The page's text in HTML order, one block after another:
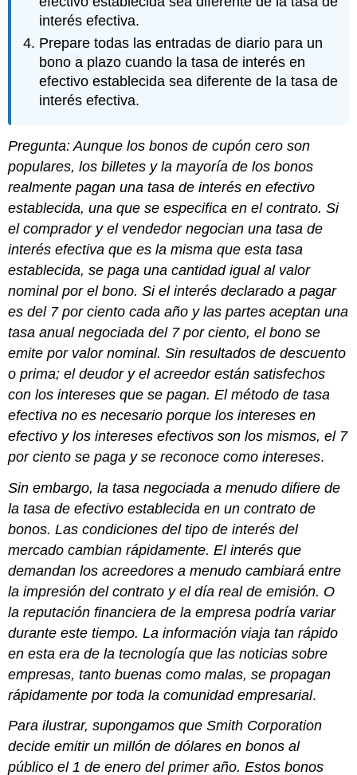
interés efectiva.
Prepare todas las entradas de diario para un
bono a plazo cuando la tasa de interés en
efectivo establecida sea diferente de la tasa de
interés efectiva.
Pregunta: Aunque los bonos de cupón cero son
populares, los billetes y la mayoría de los bonos
realmente pagan una tasa de interés en efectivo
establecida, una que se especifica en el contrato. Si
el comprador y el vendedor negocian una tasa de
interés efectiva que es la misma que esta tasa
establecida, se paga una cantidad igual al valor
nominal por el bono. Si el interés declarado a pagar
es del 7 por ciento cada año y las partes aceptan una
tasa anual negociada del 7 por ciento, el bono se
emite por valor nominal. Sin resultados de descuento
o prima; el deudor y el acreedor están satisfechos
con los intereses que se pagan. El método de tasa
efectiva no es necesario porque los intereses en
efectivo y los intereses efectivos son los mismos, el 7
por ciento se paga y se reconoce como intereses.
Sin embargo, la tasa negociada a menudo difiere de
la tasa de efectivo establecida en un contrato de
bonos. Las condiciones del tipo de interés del
mercado cambian rápidamente. El interés que
demandan los acreedores a menudo cambiará entre
la impresión del contrato y el día real de emisión. O
la reputación financiera de la empresa podría variar
durante este tiempo. La información viaja tan rápido
en esta era de la tecnología que las noticias sobre
empresas, tanto buenas como malas, se propagan
rápidamente por toda la comunidad empresarial.
Para ilustrar, supongamos que Smith Corporation
decide emitir un millón de dólares en bonos al
público el 1 de enero del primer año. Estos bonos